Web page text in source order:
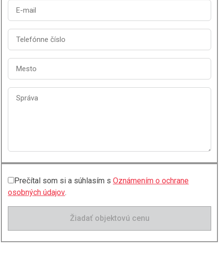
Prečítal som si a súhlasím s Oznámením o ochrane
osobných údajov.
Žiadať objektovú cenu